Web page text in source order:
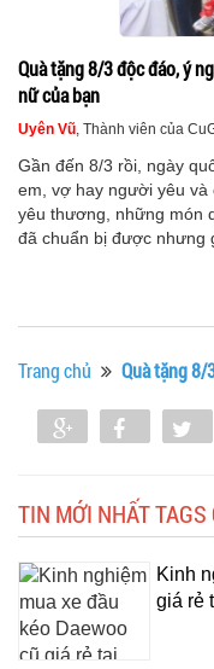
Quà tặng 8/3 độc đáo, ý
nữ của bạn
Uyên Vũ, Thành viên của
Gần đến 8/3 rồi, ngày
em, vợ hay người yêu và
yêu thương, những món
đã chuẩn bị được nhưng
Trang chủ Quà tặng 8/
Share Share
TIN MỚI NHẤT
Kinh
giá rẻ